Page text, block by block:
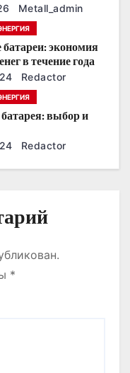
в
годы
Metall_admin
экономия
в течение года
Redactor
выбор и
Redactor
*